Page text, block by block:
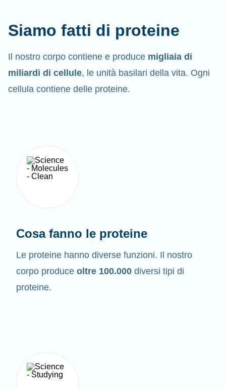
Siamo fatti di proteine
Il nostro corpo contiene e produce migliaia di
miliardi di cellule, le unità basilari della vita. Ogni
cellula contiene delle proteine.
Cosa fanno le proteine
Le proteine hanno diverse funzioni. Il nostro
corpo produce oltre 100.000 diversi tipi di
proteine.